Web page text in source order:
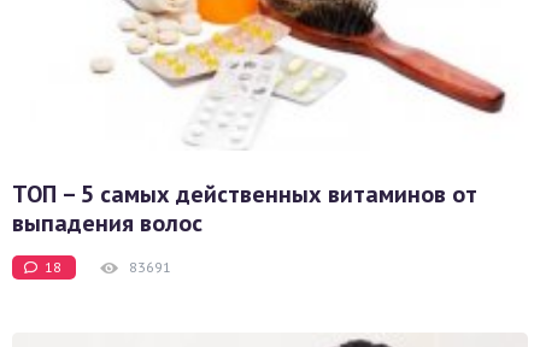
ТОП – 5 самых действенных витаминов от
выпадения волос
18 83691